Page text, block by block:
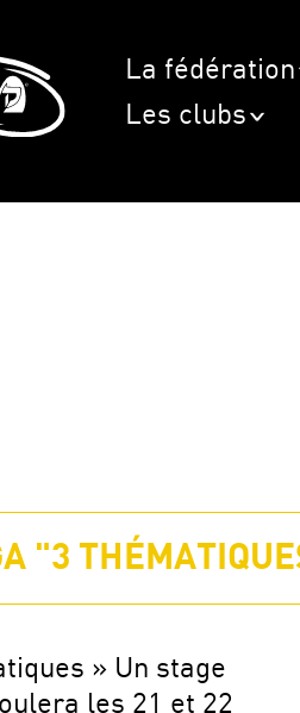
La fédération
Les clubs
"3
» Un stage
les 21 et 22